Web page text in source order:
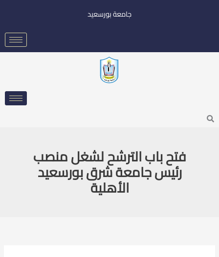
جامعة بورسعيد
Search
فتح باب الترشح لشغل منصب
رئيس جامعة شرق بورسعيد
الأهلية